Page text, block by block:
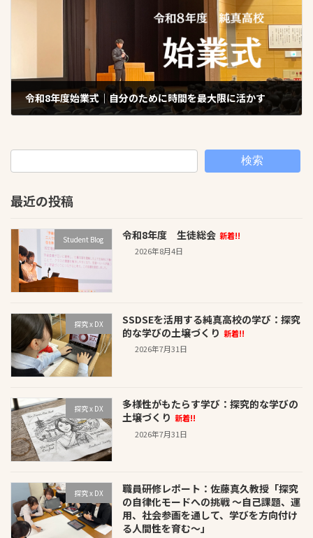
令和8年度始業式｜自分のために時間を最大限に活かす
検索
最近の投稿
Student Blog 令和8年度 生徒総会 新着!!
2026年8月4日
探究 x DX
SSDSEを活用する純真高校の学び：探究
的な学びの土壌づくり 新着!!
2026年7月31日
探究 x DX
多様性がもたらす学び：探究的な学びの
土壌づくり 新着!!
2026年7月31日
探究 x DX
職員研修レポート：佐藤真久教授「探究
の自律化モードへの挑戦 〜自己課題、運
用、社会参画を通して、学びを方向付け
る人間性を育む〜」